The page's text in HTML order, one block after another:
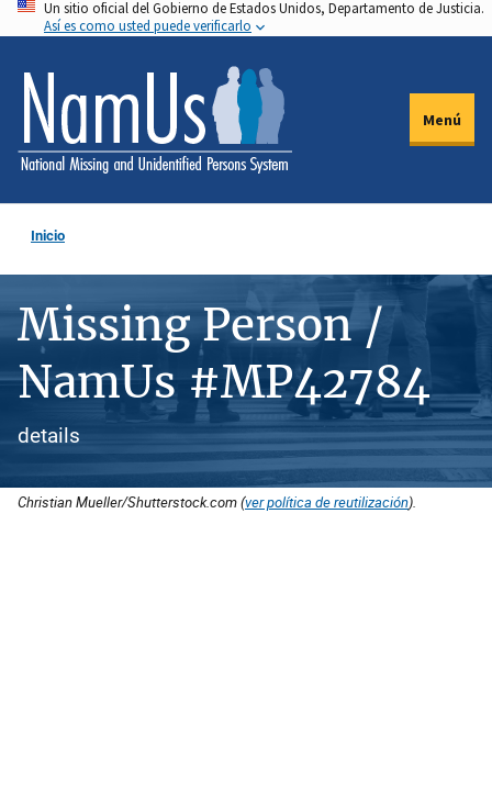
Pasar
al
contenido
principal
Un sitio oficial del Gobierno de Estados Unidos, Departamento de Justicia.
Así es como usted puede verificarlo
Menú
Inicio
Missing Person /
NamUs #MP42784
details
Christian Mueller/Shutterstock.com (ver política de reutilización).